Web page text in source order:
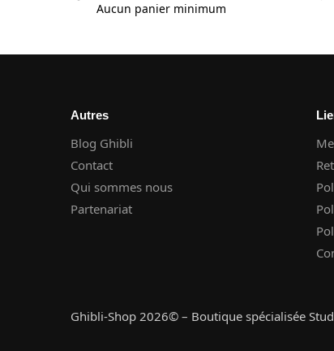
Aucun panier minimum
Autres
Blog Ghibli
Contact
Qui sommes nous
Partenariat
Ghibli-Shop 2026© – Boutique spécialisée